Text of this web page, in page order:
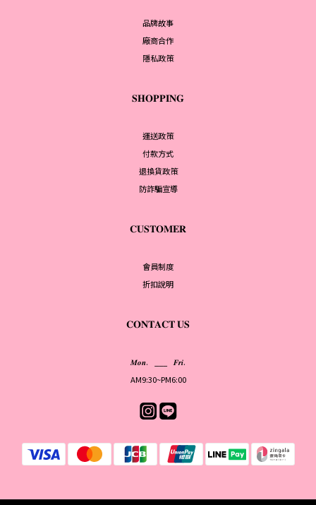
品牌故事
廠商合作
隱私政策
𝐒𝐇𝐎𝐏𝐏𝐈𝐍𝐆
運送政策
付款方式
退換貨政策
防詐騙宣導
𝐂𝐔𝐒𝐓𝐎𝐌𝐄𝐑
會員制度
折扣說明
𝐂𝐎𝐍𝐓𝐀𝐂𝐓 𝐔𝐒
𝑴𝒐𝒏. ___ 𝑭𝒓𝒊.
AM9:30~PM6:00